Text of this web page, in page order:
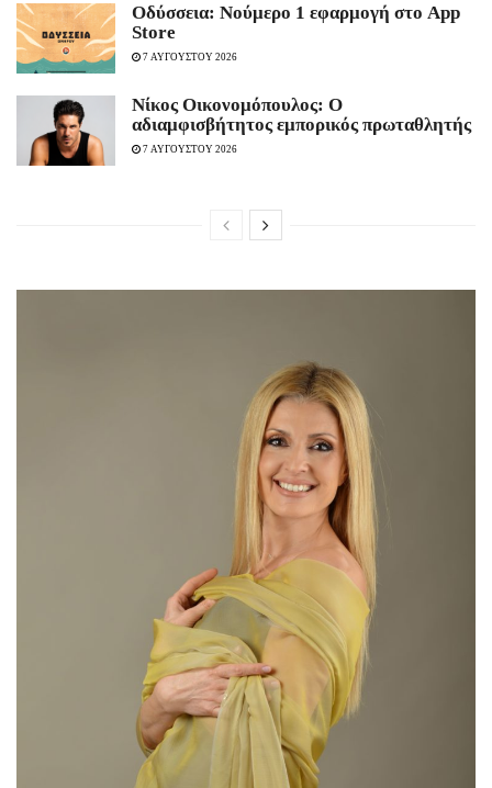
Οδύσσεια: Νούμερο 1 εφαρμογή στο App
Store
7 ΑΥΓΟΥΣΤΟΥ 2026
Νίκος Οικονομόπουλος: Ο
αδιαμφισβήτητος εμπορικός πρωταθλητής
7 ΑΥΓΟΥΣΤΟΥ 2026